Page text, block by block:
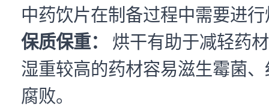
中药饮片在制备过程中需要进
保质保重：
烘干有助于减轻药
湿重较高的药材容易滋生霉菌
腐败。